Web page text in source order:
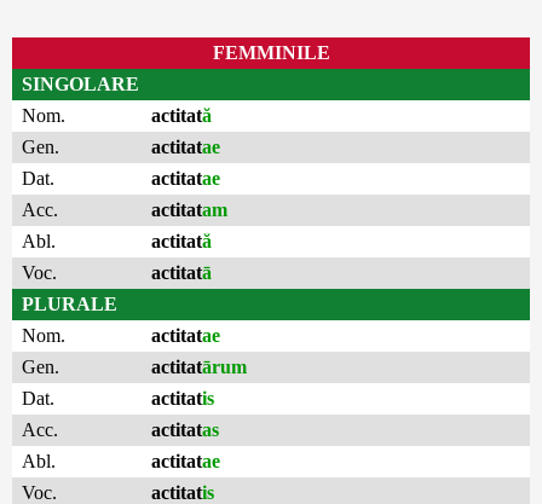
FEMMINILE
SINGOLARE
Nom.
actitată
Gen.
actitatae
Dat.
actitatae
Acc.
actitatam
Abl.
actitată
Voc.
actitatā
PLURALE
Nom.
actitatae
Gen.
actitatārum
Dat.
actitatis
Acc.
actitatas
Abl.
actitatae
Voc.
actitatis